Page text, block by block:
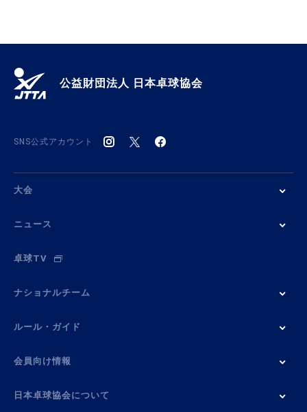
公益財団法人 日本卓球協会
SNS公式アカウント
大会
ニュース
卓球TV
ナショナルチーム
ルール・ガイド
会員向け情報
日本卓球協会について